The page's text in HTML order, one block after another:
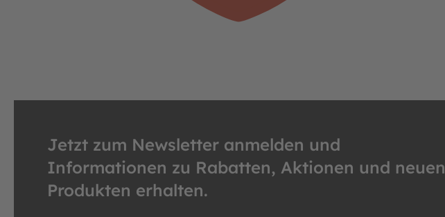
Jetzt zum Newsletter anmelden und
Informationen zu Rabatten, Aktionen und neuen
Produkten erhalten.